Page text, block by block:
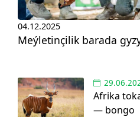
04.12.2025
Meýletinçilik barada
Afrika
— bongo